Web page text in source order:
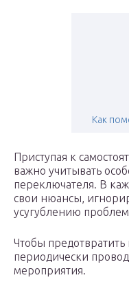
Как
Приступая к
важно учитывать
переключателя. В
свои нюансы,
усугублению
Чтобы
периодически
мероприятия.